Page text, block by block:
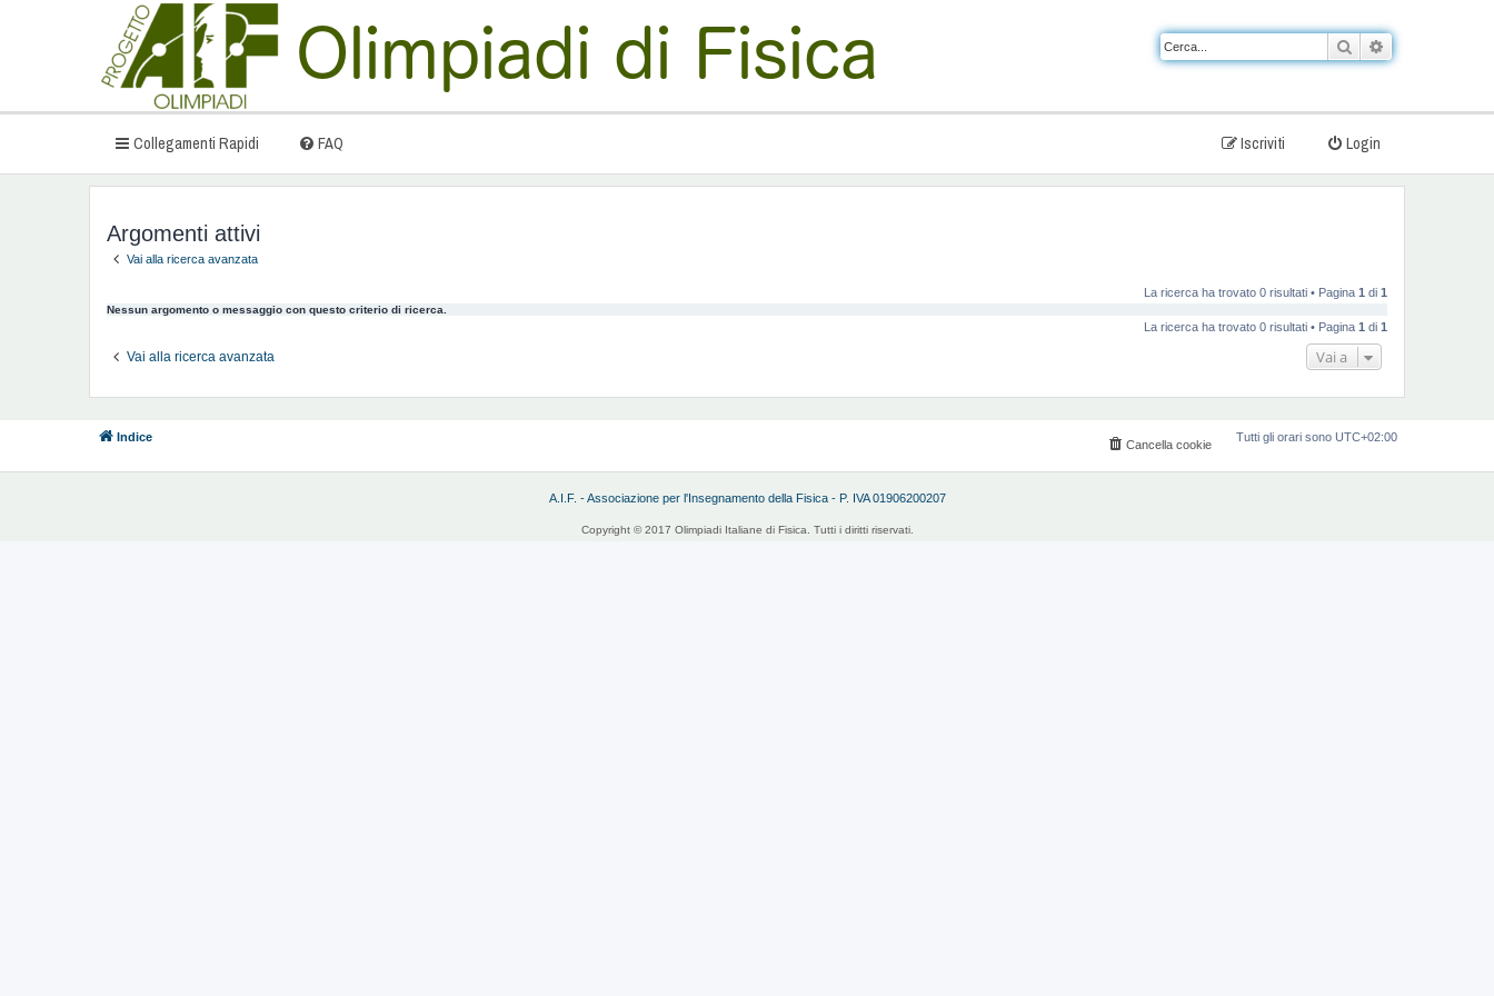
Cerca
Collegamenti Rapidi FAQ Login
Iscriviti
Argomenti attivi
Vai alla ricerca avanzata
La ricerca ha trovato 0 risultati • Pagina 1 di 1
Nessun argomento o messaggio con questo criterio di ricerca.
La ricerca ha trovato 0 risultati • Pagina 1 di 1
Vai alla ricerca avanzata Vai a
Indice Tutti gli orari sono UTC+02:00
Cancella cookie
A.I.F. - Associazione per l'Insegnamento della Fisica - P. IVA 01906200207
Copyright © 2017 Olimpiadi Italiane di Fisica. Tutti i diritti riservati.